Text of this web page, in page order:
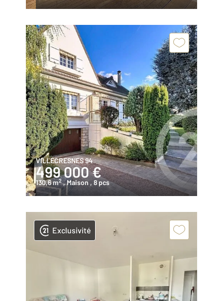
VILLECRESNES 94
499 000 €
130,6 m2 , Maison , 8 pcs
Exclusivité